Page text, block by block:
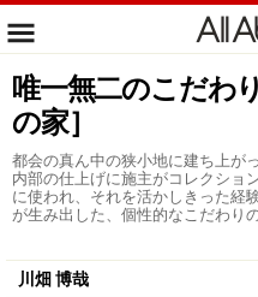
唯一無二のこだわ
の家］
都会の真ん中の狭小地に建ち上が
内部の仕上げに施主がコレクショ
に使われ、それを活かしきった経
が生み出した、個性的なこだわり
川畑 博哉